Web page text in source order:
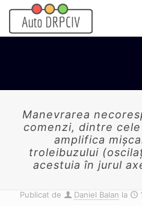
Manevrarea
comenzi, dintre
amplifica
troleibuzului
acestuia în jurul
Publicat de Daniel Balan la